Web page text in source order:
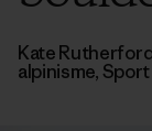
Kate
alpinisme, Sport